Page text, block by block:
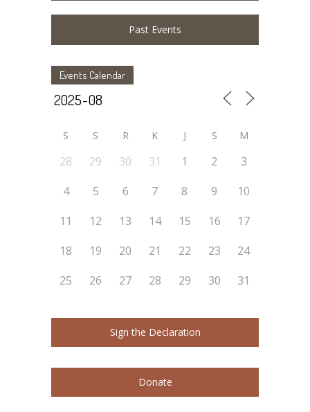
Past Events
Events Calendar
S S R K J S M
28 29 30 31 1 2
3
4
5 6 7 8 9
10
11
12 13 14 15 16
17
18
19 20 21 22 23
24
25
26 27 28 29 30 31
Sign the Declaration
Donate